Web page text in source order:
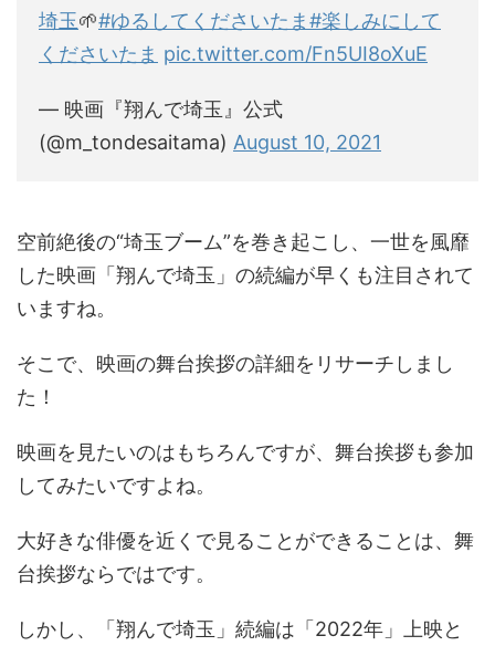
埼玉🌱#ゆるしてくださいたま#楽しみにして
くださいたま pic.twitter.com/Fn5UI8oXuE
— 映画『翔んで埼玉』公式
(@m_tondesaitama) August 10, 2021
空前絶後の“埼玉ブーム”を巻き起こし、一世を風靡
した映画「翔んで埼玉」の続編が早くも注目されて
いますね。
そこで、映画の舞台挨拶の詳細をリサーチしまし
た！
映画を見たいのはもちろんですが、舞台挨拶も参加
してみたいですよね。
大好きな俳優を近くで見ることができることは、舞
台挨拶ならではです。
しかし、「翔んで埼玉」続編は「2022年」上映と